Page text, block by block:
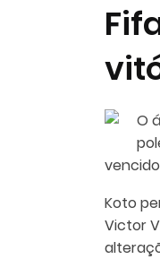
O
Koto
Victor
Análises